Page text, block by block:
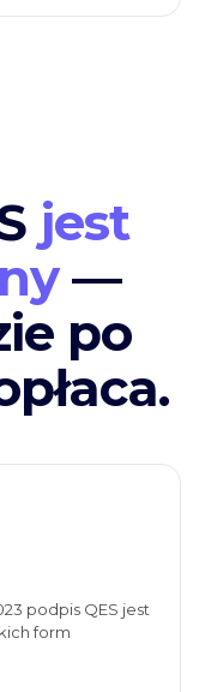
jest
—
po
podpis QES jest
form